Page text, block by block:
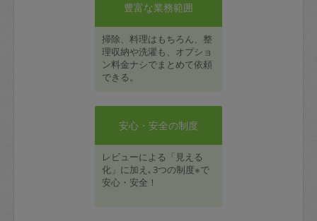
豊富な業務範囲
掃除、料理はもちろん、整
理収納や洗濯も、オプショ
ン料金ナシでまとめて依頼
できる。
安心・安全の制度
レビューによる「見える
化」に加え､3つの制度※で
安心・安全！